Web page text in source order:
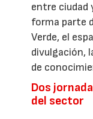
entre ciudad
forma parte
Verde, el
divulgación,
de
Dos
del sector